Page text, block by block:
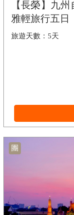
【長榮】九
雅輕旅行五日
5天
團